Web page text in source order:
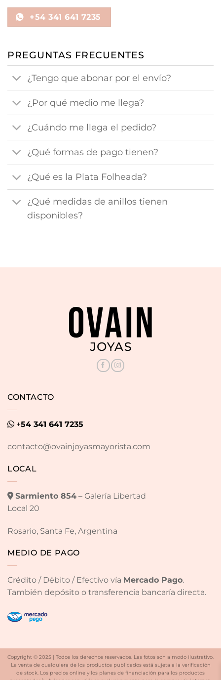
+54 341 641 7235
PREGUNTAS FRECUENTES
¿Tengo que abonar por el envío?
¿Por qué medio me llega?
¿Cuándo me llega el pedido?
¿Qué formas de pago tienen?
¿Qué es la Plata Folheada?
¿Qué medidas de anillos tienen
disponibles?
LOCAL
Sarmiento 854– Galería Libertad
Local 20
Rosario, Santa Fe, Argentina
MEDIO DE PAGO
Crédito / Débito / Efectivo vía Mercado Pago.
También depósito o transferencia bancaría directa.
CONTACTO
+54 341 641 7235
contacto@ovainjoyasmayorista.com
Copyright © 2025 | Todos los derechos reservados. Las fotos son a modo ilustrativo.
La venta de cualquiera de los productos publicados está sujeta a la verificación
de stock. Los precios online y los planes de financiación para los productos